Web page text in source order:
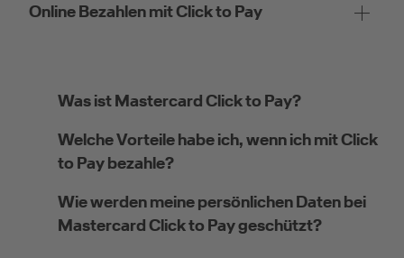
Online Bezahlen mit Click to Pay
Was ist Mastercard Click to Pay?
Welche Vorteile habe ich, wenn ich mit Click
to Pay bezahle?
Wie werden meine persönlichen Daten bei
Mastercard Click to Pay geschützt?